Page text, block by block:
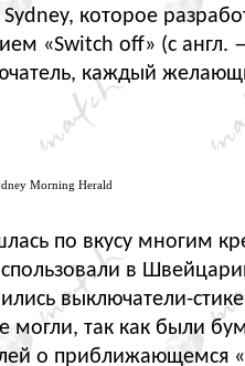
которое
«Switсh off» (с англ.
каждый
Morning Herald
по вкусу многим
в
выключатели-
могли, так как были
о приближающемся «